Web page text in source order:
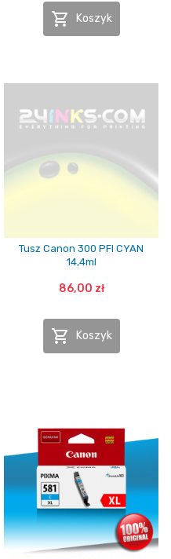
 Koszyk
Tusz Canon 300 PFI CYAN
14,4ml
86,00 zł
 Koszyk